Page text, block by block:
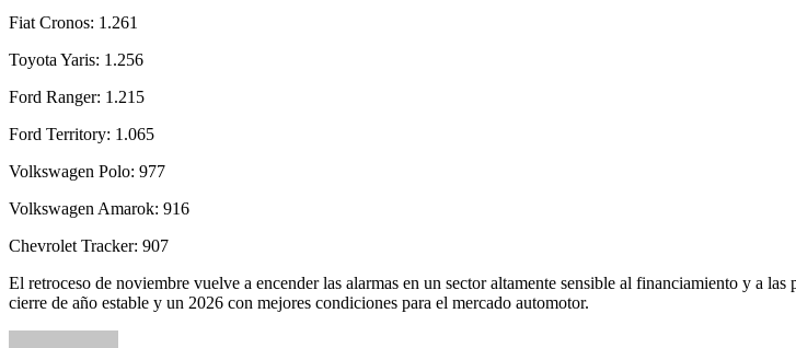
Fiat Cronos: 1.261
Toyota Yaris: 1.256
Ford Ranger: 1.215
Ford Territory: 1.065
Volkswagen Polo: 977
Volkswagen Amarok: 916
Chevrolet Tracker: 907
El retroceso de noviembre vuelve a encender las alarmas en un sector altamente sensible al financiamiento y a
cierre de año estable y un 2026 con mejores condiciones para el mercado automotor.